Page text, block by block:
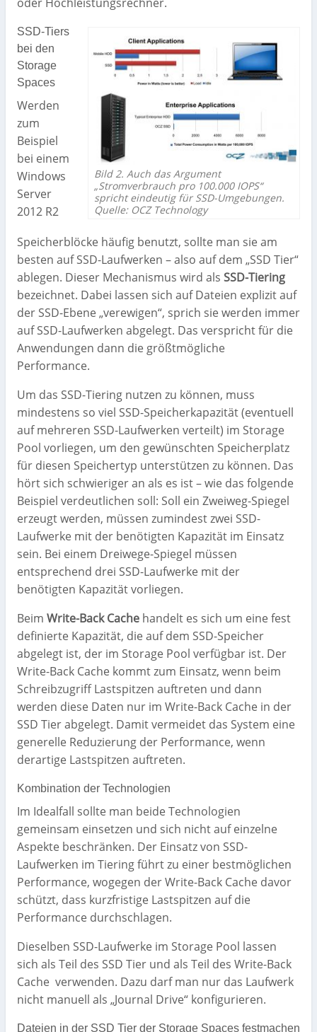
Bild 2. Auch das Argument
„Stromverbrauch pro 100.000 IOPS“
spricht eindeutig für SSD-Umgebungen.
Quelle: OCZ Technology
SSD-Tiers
bei den
Storage
Spaces
Werden
zum
Beispiel
bei einem
Windows
Server
2012 R2
Speicherblöcke häufig benutzt, sollte man sie am
besten auf SSD-Laufwerken – also auf dem „SSD Tier“
ablegen. Dieser Mechanismus wird als SSD-Tiering
bezeichnet. Dabei lassen sich auf Dateien explizit auf
der SSD-Ebene „verewigen“, sprich sie werden immer
auf SSD-Laufwerken abgelegt. Das verspricht für die
Anwendungen dann die größtmögliche
Performance.
Um das SSD-Tiering nutzen zu können, muss
mindestens so viel SSD-Speicherkapazität (eventuell
auf mehreren SSD-Laufwerken verteilt) im Storage
Pool vorliegen, um den gewünschten Speicherplatz
für diesen Speichertyp unterstützen zu können. Das
hört sich schwieriger an als es ist – wie das folgende
Beispiel verdeutlichen soll: Soll ein Zweiweg-Spiegel
erzeugt werden, müssen zumindest zwei SSD-
Laufwerke mit der benötigten Kapazität im Einsatz
sein. Bei einem Dreiwege-Spiegel müssen
entsprechend drei SSD-Laufwerke mit der
benötigten Kapazität vorliegen.
Beim Write-Back Cache handelt es sich um eine fest
definierte Kapazität, die auf dem SSD-Speicher
abgelegt ist, der im Storage Pool verfügbar ist. Der
Write-Back Cache kommt zum Einsatz, wenn beim
Schreibzugriff Lastspitzen auftreten und dann
werden diese Daten nur im Write-Back Cache in der
SSD Tier abgelegt. Damit vermeidet das System eine
generelle Reduzierung der Performance, wenn
derartige Lastspitzen auftreten.
Kombination der Technologien
Im Idealfall sollte man beide Technologien
gemeinsam einsetzen und sich nicht auf einzelne
Aspekte beschränken. Der Einsatz von SSD-
Laufwerken im Tiering führt zu einer bestmöglichen
Performance, wogegen der Write-Back Cache davor
schützt, dass kurzfristige Lastspitzen auf die
Performance durchschlagen.
Dieselben SSD-Laufwerke im Storage Pool lassen
sich als Teil des SSD Tier und als Teil des Write-Back
Cache verwenden. Dazu darf man nur das Laufwerk
nicht manuell als „Journal Drive“ konfigurieren.
Dateien in der SSD Tier der Storage Spaces festmachen